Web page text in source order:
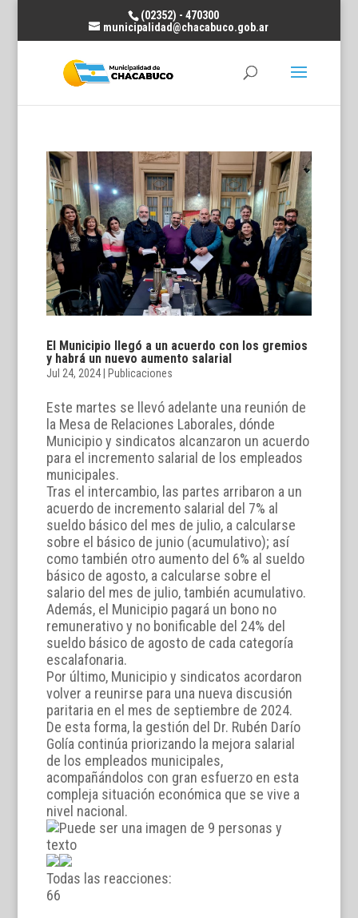
(02352) - 470300
municipalidad@chacabuco.gob.ar
El Municipio llegó a un acuerdo con los gremios
y habrá un nuevo aumento salarial
Jul 24, 2024| Publicaciones
Este martes se llevó adelante una reunión de
la Mesa de Relaciones Laborales, dónde
Municipio y sindicatos alcanzaron un acuerdo
para el incremento salarial de los empleados
municipales.
Tras el intercambio, las partes arribaron a un
acuerdo de incremento salarial del 7% al
sueldo básico del mes de julio, a calcularse
sobre el básico de junio (acumulativo); así
como también otro aumento del 6% al sueldo
básico de agosto, a calcularse sobre el
salario del mes de julio, también acumulativo.
Además, el Municipio pagará un bono no
remunerativo y no bonificable del 24% del
sueldo básico de agosto de cada categoría
escalafonaria.
Por último, Municipio y sindicatos acordaron
volver a reunirse para una nueva discusión
paritaria en el mes de septiembre de 2024.
De esta forma, la gestión del Dr. Rubén Darío
Golía continúa priorizando la mejora salarial
de los empleados municipales,
acompañándolos con gran esfuerzo en esta
compleja situación económica que se vive a
nivel nacional.
Todas las reacciones:
66